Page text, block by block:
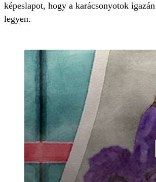
képeslapot, hogy a karácsonyotok
legyen.